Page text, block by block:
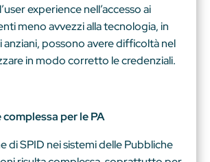
experience nell’accesso ai
meno avvezzi alla tecnologia, in
anziani, possono avere difficoltà nel
in modo corretto le credenziali.
per le PA
di SPID nei sistemi delle Pubbliche